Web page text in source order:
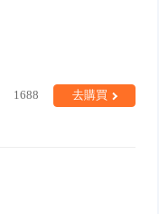
1688 去購買